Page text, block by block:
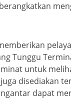
Tunggu
untuk
disediakan
dapat